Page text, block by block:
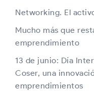
Networking. El
Mucho más que
emprendimiento
13 de junio: Día
Coser, una
emprendimientos